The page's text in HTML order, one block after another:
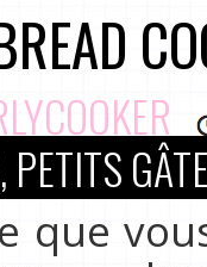
PETITS
que